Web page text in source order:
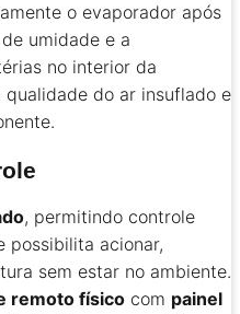
o evaporador após
umidade e a
no interior da
do ar insuflado e
, permitindo controle
acionar,
sem estar no ambiente.
remoto físico com painel